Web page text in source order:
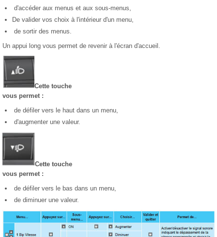
d'accéder aux menus et aux sous-menus,
De valider vos choix à l'intérieur d'un menu,
de sortir des menus.
Un appui long vous permet de revenir à l'écran d'accueil.
Cette touche
vous permet :
de défiler vers le haut dans un menu,
d'augmenter une valeur.
Cette touche
vous permet :
de défiler vers le bas dans un menu,
de diminuer une valeur.